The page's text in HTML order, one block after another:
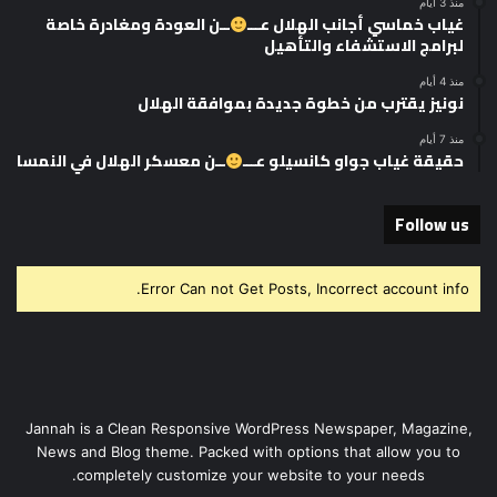
غياب خماسي أجانب الهلال عـــ ــن العودة ومغادرة خاصة
لبرامج الاستشفاء والتأهيل
منذ 4 أيام
نونيز يقترب من خطوة جديدة بموافقة الهلال
منذ 7 أيام
حقيقة غياب جواو كانسيلو عـــ ــن معسكر الهلال في النمسا
Follow us
Error Can not Get Posts, Incorrect account info.
Jannah is a Clean Responsive WordPress Newspaper, Magazine,
News and Blog theme. Packed with options that allow you to
completely customize your website to your needs.